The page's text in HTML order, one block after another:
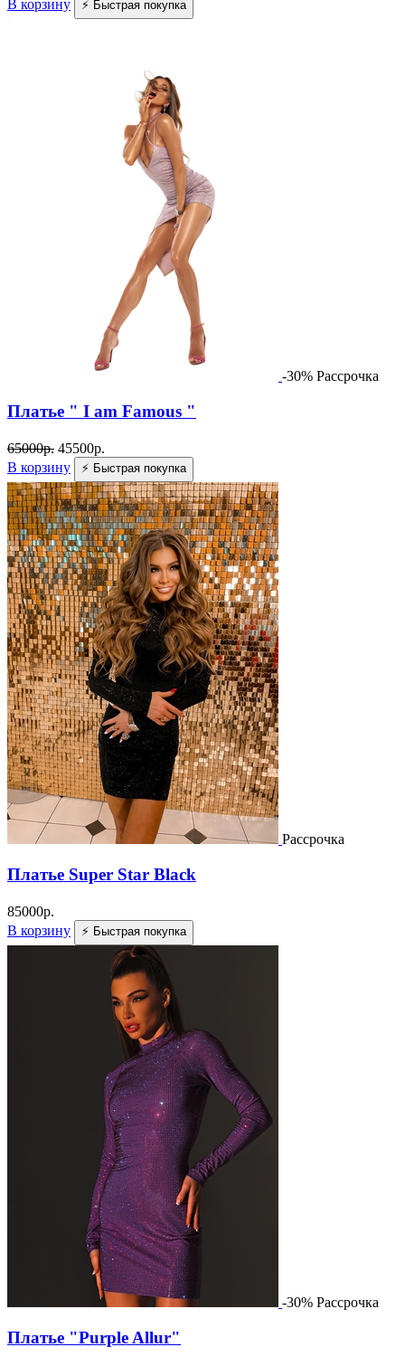
В корзину ⚡ Быстрая покупка
-30% Рассрочка
Платье " I am Famous "
65000р. 45500р.
В корзину
⚡ Быстрая покупка
Рассрочка
Платье Super Star Black
85000р.
В корзину
⚡ Быстрая покупка
-30% Рассрочка
Платье "Purple Allur"